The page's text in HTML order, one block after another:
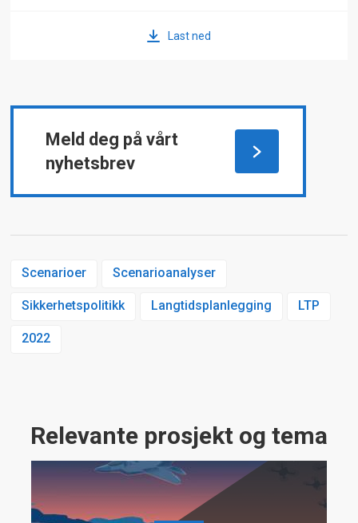
Last ned
Meld deg på vårt
nyhetsbrev
Scenarioer Scenarioanalyser
Sikkerhetspolitikk Langtidsplanlegging LTP
2022
Relevante prosjekt og tema